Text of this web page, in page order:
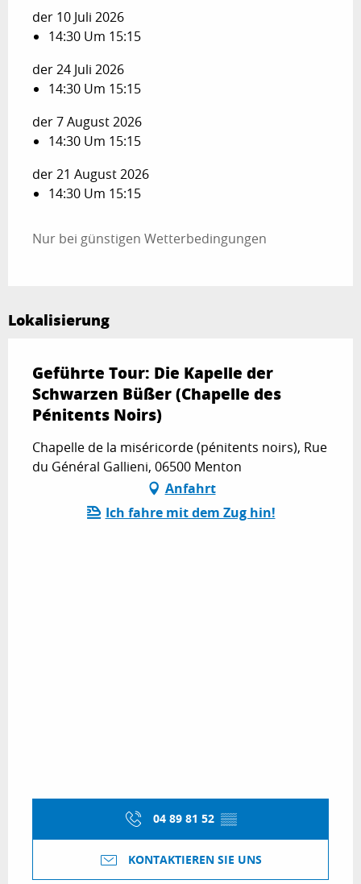
der 10 Juli 2026
14:30 Um 15:15
der 24 Juli 2026
14:30 Um 15:15
der 7 August 2026
14:30 Um 15:15
der 21 August 2026
14:30 Um 15:15
Nur bei günstigen Wetterbedingungen
Lokalisierung
Geführte Tour: Die Kapelle der
Schwarzen Büßer (Chapelle des
Pénitents Noirs)
Chapelle de la miséricorde (pénitents noirs), Rue
du Général Gallieni, 06500 Menton
Anfahrt
Ich fahre mit dem Zug hin!
04 89 81 52 ▒▒
KONTAKTIEREN SIE UNS